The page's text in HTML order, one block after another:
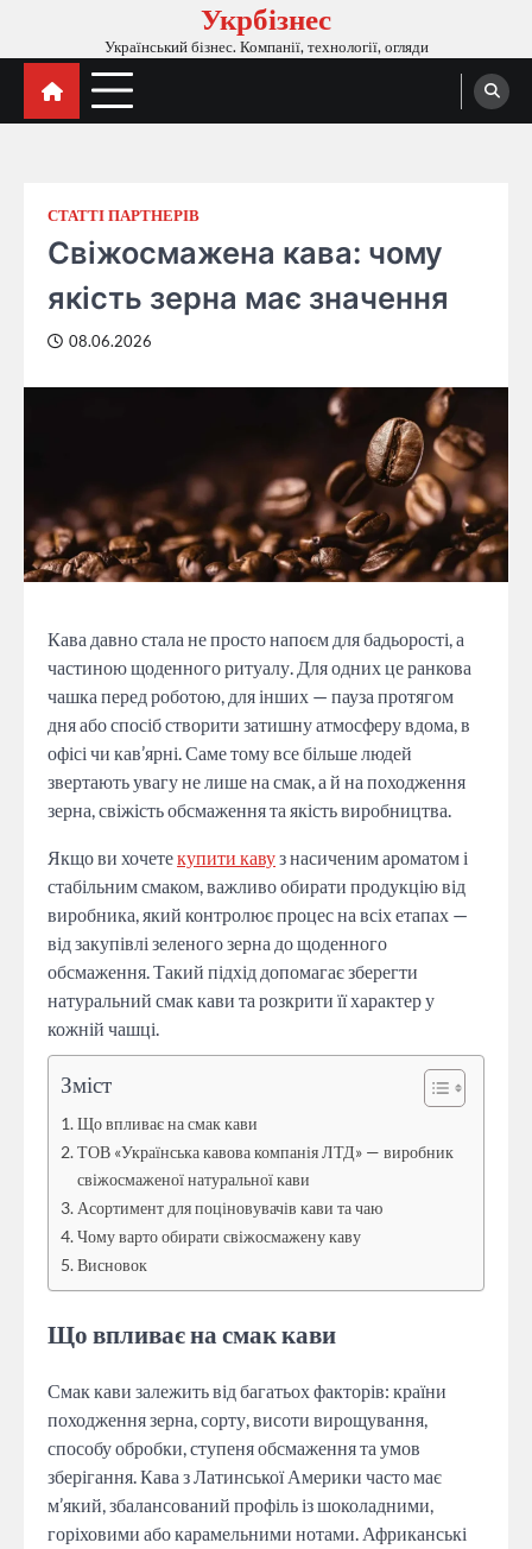
вмісту
Укрбізнес
Український бізнес. Компанії, технології, огляди
СТАТТІ ПАРТНЕРІВ
Свіжосмажена кава: чому
якість зерна має значення
08.06.2026
Кава давно стала не просто напоєм для бадьорості, а
частиною щоденного ритуалу. Для одних це ранкова
чашка перед роботою, для інших — пауза протягом
дня або спосіб створити затишну атмосферу вдома, в
офісі чи кав’ярні. Саме тому все більше людей
звертають увагу не лише на смак, а й на походження
зерна, свіжість обсмаження та якість виробництва.
Якщо ви хочетекупити кавуз насиченим ароматом і
стабільним смаком, важливо обирати продукцію від
виробника, який контролює процес на всіх етапах —
від закупівлі зеленого зерна до щоденного
обсмаження. Такий підхід допомагає зберегти
натуральний смак кави та розкрити її характер у
кожній чашці.
Зміст
Що впливає на смак кави
ТОВ «Українська кавова компанія ЛТД» — виробник
свіжосмаженої натуральної кави
Асортимент для поціновувачів кави та чаю
Чому варто обирати свіжосмажену каву
Висновок
Що впливає на смак кави
Смак кави залежить від багатьох факторів: країни
походження зерна, сорту, висоти вирощування,
способу обробки, ступеня обсмаження та умов
зберігання. Кава з Латинської Америки часто має
м’який, збалансований профіль із шоколадними,
горіховими або карамельними нотами. Африканські